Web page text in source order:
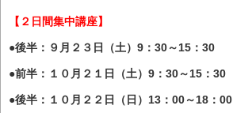
【２日間集中講座】
●後半：９月２３日（土）9：30～15：30
●前半：１０月２１日（土）9：30～15：30
●後半：１０月２２日（日）13：00～18：00